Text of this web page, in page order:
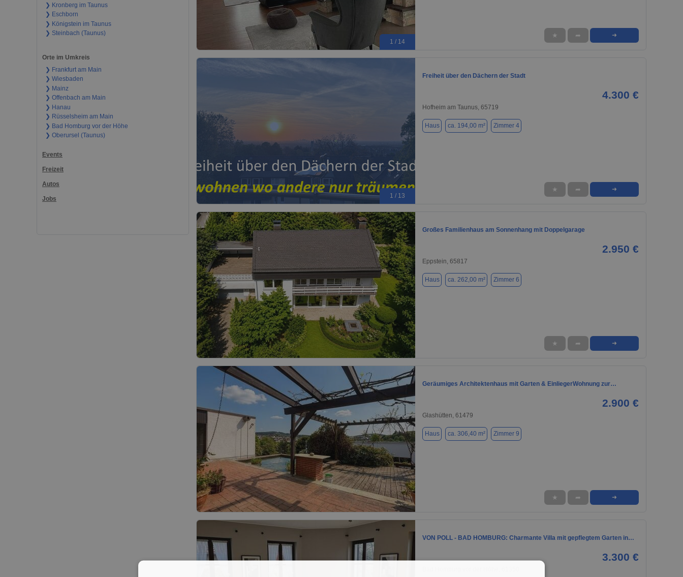
❯ Kronberg im Taunus
❯ Eschborn
❯ Königstein im Taunus
❯ Steinbach (Taunus)
Orte im Umkreis
❯ Frankfurt am Main
❯ Wiesbaden
❯ Mainz
❯ Offenbach am Main
❯ Hanau
❯ Rüsselsheim am Main
❯ Bad Homburg vor der Höhe
❯ Oberursel (Taunus)
Events
Freizeit
Autos
Jobs
1 / 14
★ ➦ ➜
1 / 13
Freiheit über den Dächern der Stadt
4.300 €
Hofheim am Taunus, 65719
Haus ca. 194,00 m² Zimmer 4
★ ➦ ➜
1 / 31
Großes Familienhaus am Sonnenhang mit Doppelgarage
2.950 €
Eppstein, 65817
Haus ca. 262,00 m² Zimmer 6
★ ➦ ➜
1 / 11
Geräumiges Architektenhaus mit Garten & EinliegerWohnung zur…
2.900 €
Glashütten, 61479
Haus ca. 306,40 m² Zimmer 9
★ ➦ ➜
VON POLL - BAD HOMBURG: Charmante Villa mit gepflegtem Garten in…
3.300 €